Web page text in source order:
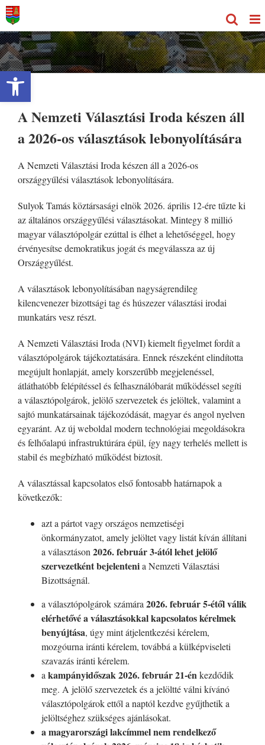
Eszköztár megnyitása
Kihagyás
A Nemzeti Választási Iroda készen áll
a 2026-os választások lebonyolítására
A Nemzeti Választási Iroda készen áll a 2026-os
országgyűlési választások lebonyolítására.
Sulyok Tamás köztársasági elnök 2026. április 12-ére tűzte ki
az általános országgyűlési választásokat. Mintegy 8 millió
magyar választópolgár ezúttal is élhet a lehetőséggel, hogy
érvényesítse demokratikus jogát és megválassza az új
Országgyűlést.
A választások lebonyolításában nagyságrendileg
kilencvenezer bizottsági tag és húszezer választási irodai
munkatárs vesz részt.
A Nemzeti Választási Iroda (NVI) kiemelt figyelmet fordít a
választópolgárok tájékoztatására. Ennek részeként elindította
megújult honlapját, amely korszerűbb megjelenéssel,
átláthatóbb felépítéssel és felhasználóbarát működéssel segíti
a választópolgárok, jelölő szervezetek és jelöltek, valamint a
sajtó munkatársainak tájékozódását, magyar és angol nyelven
egyaránt. Az új weboldal modern technológiai megoldásokra
és felhőalapú infrastruktúrára épül, így nagy terhelés mellett is
stabil és megbízható működést biztosít.
A választással kapcsolatos első fontosabb határnapok a
következők:
azt a pártot vagy országos nemzetiségi
önkormányzatot, amely jelöltet vagy listát kíván állítani
a választáson 2026. február 3-ától lehet jelölő
szervezetként bejelentenia Nemzeti Választási
Bizottságnál.
a választópolgárok számára 2026. február 5-étől válik
elérhetővé a választásokkal kapcsolatos kérelmek
benyújtása, úgy mint átjelentkezési kérelem,
mozgóurna iránti kérelem, továbbá a külképviseleti
szavazás iránti kérelem.
a kampányidőszak 2026. február 21-énkezdődik
meg. A jelölő szervezetek és a jelöltté válni kívánó
választópolgárok ettől a naptól kezdve gyűjthetik a
jelöltséghez szükséges ajánlásokat.
a magyarországi lakcímmel nem rendelkező